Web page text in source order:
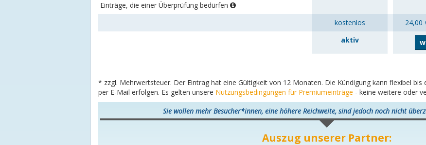
Einträge, die einer Überprüfung bedürfen
kostenlos
24,00
aktiv
* zzgl. Mehrwertsteuer. Der Eintrag hat eine Gültigkeit von 12 Monaten. Die Kündigung kann flexibel
per E-Mail erfolgen. Es gelten unsere Nutzungsbedingungen für Premiumeinträge - keine weitere oder
Sie wollen mehr Besucher*innen, eine höhere Reichweite, sind jedoch noch nicht
Auszug unserer Partner: